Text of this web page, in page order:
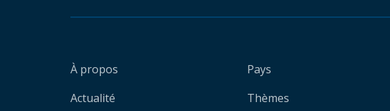
À propos
Actualité
Pays
Thèmes